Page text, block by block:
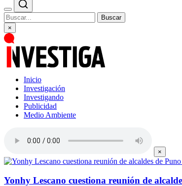
Buscar
×
Inicio
Investigación
Investigando
Publicidad
Medio Ambiente
×
Yonhy Lescano cuestiona reunión de